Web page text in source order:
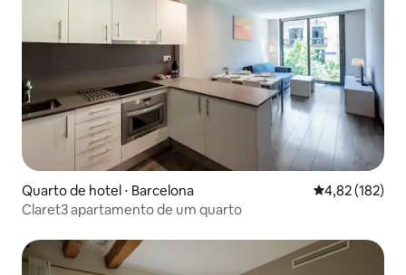
Quarto de hotel ⋅ Barcelona 4,82 de uma
4,82 (182)
Claret3 apartamento de um quarto